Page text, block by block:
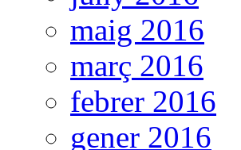
maig 2016
març 2016
febrer 2016
gener 2016